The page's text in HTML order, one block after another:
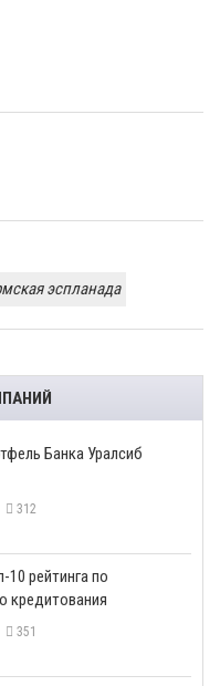
эспланада
Банка Уралсиб
312
10 рейтинга по
кредитования
351